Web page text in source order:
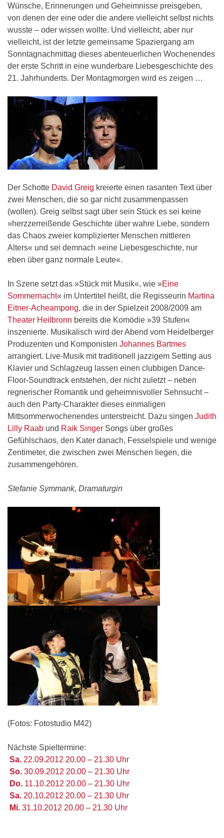
Wünsche, Erinnerungen und Geheimnisse preisgeben,
von denen der eine oder die andere vielleicht selbst nichts
wusste – oder wissen wollte. Und vielleicht, aber nur
vielleicht, ist der letzte gemeinsame Spaziergang am
Sonntagnachmittag dieses abenteuerlichen Wochenendes
der erste Schritt in eine wunderbare Liebesgeschichte des
21. Jahrhunderts. Der Montagmorgen wird es zeigen …
Der Schotte David Greig kreierte einen rasanten Text über
zwei Menschen, die so gar nicht zusammenpassen
(wollen). Greig selbst sagt über sein Stück es sei keine
»herzzerreißende Geschichte über wahre Liebe, sondern
das Chaos zweier komplizierter Menschen mittleren
Alters« und sei demnach »eine Liebesgeschichte, nur
eben über ganz normale Leute«.
In Szene setzt das »Stück mit Musik«, wie »Eine
Sommernacht« im Untertitel heißt, die Regisseurin Martina
Eitner-Acheampong, die in der Spielzeit 2008/2009 am
Theater Heilbronn bereits die Komödie »39 Stufen«
inszenierte. Musikalisch wird der Abend vom Heidelberger
Produzenten und Komponisten Johannes Bartmes
arrangiert. Live-Musik mit traditionell jazzigem Setting aus
Klavier und Schlagzeug lassen einen clubbigen Dance-
Floor-Soundtrack entstehen, der nicht zuletzt – neben
regnerischer Romantik und geheimnisvoller Sehnsucht –
auch den Party-Charakter dieses einmaligen
Mittsommerwochenendes unterstreicht. Dazu singen Judith
Lilly Raab und Raik Singer Songs über großes
Gefühlschaos, den Kater danach, Fesselspiele und wenige
Zentimeter, die zwischen zwei Menschen liegen, die
zusammengehören.
Stefanie Symmank, Dramaturgin
(Fotos: Fotostudio M42)
Nächste Spieltermine:
Sa. 22.09.2012 20.00 – 21.30 Uhr
So. 30.09.2012 20.00 – 21.30 Uhr
Do. 11.10.2012 20.00 – 21.30 Uhr
Sa. 20.10.2012 20.00 – 21.30 Uhr
Mi. 31.10.2012 20.00 – 21.30 Uhr